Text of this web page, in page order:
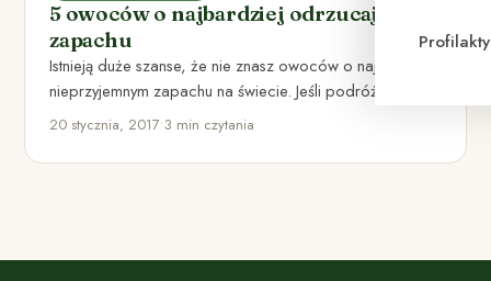
5 owoców o najbardziej odrzucającym
zapachu
Istnieją duże szanse, że nie znasz owoców o najbardziej
nieprzyjemnym zapachu na świecie. Jeśli podróżujesz
mogłeś mieć z…
20 stycznia, 2017•3 min czytania